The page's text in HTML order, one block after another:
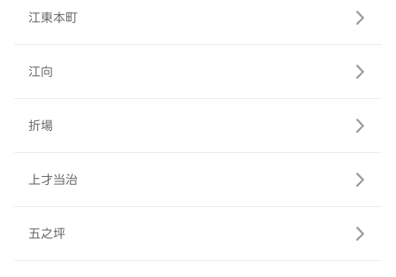
江東本町
江向
折場
上才当治
五之坪